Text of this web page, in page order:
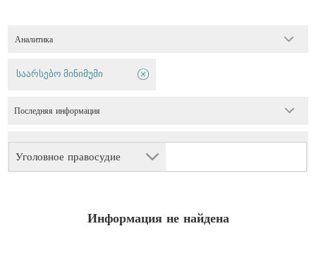
Аналитика
Уголовное правосудие
საარსებო მინიმუმი
Последняя информация
Информация не найдена